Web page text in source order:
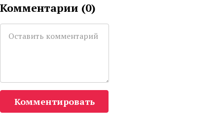
Комментарии (0)
Комментировать